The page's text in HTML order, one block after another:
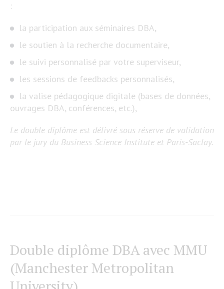
:
la participation aux séminaires DBA,
le soutien à la recherche documentaire,
le suivi personnalisé par votre superviseur,
les sessions de feedbacks personnalisés,
la valise pédagogique digitale (bases de données,
ouvrages DBA, conférences, etc.),
Le double diplôme est délivré sous réserve de validation
par le jury du Business Science Institute et Paris-Saclay.
Double diplôme DBA avec MMU
(Manchester Metropolitan